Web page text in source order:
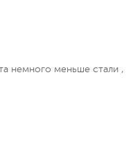
немного меньше стали ,